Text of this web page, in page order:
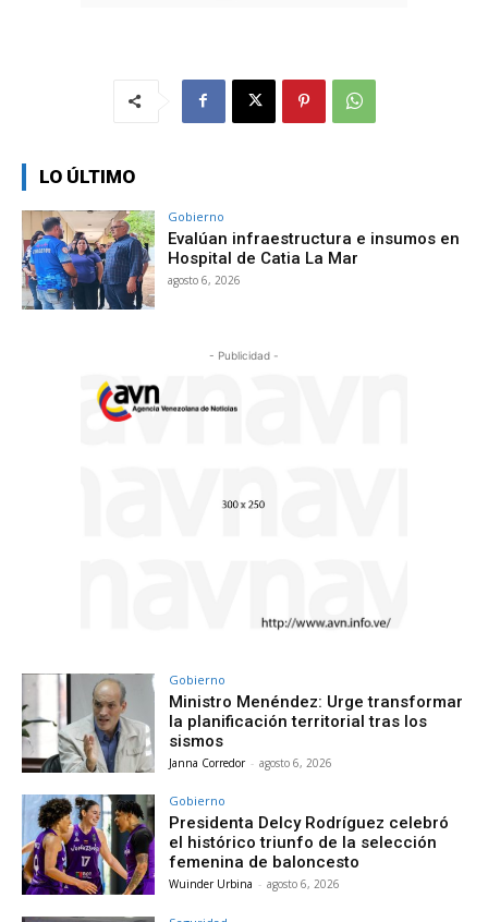
LO ÚLTIMO
Gobierno
Evalúan infraestructura e insumos en
Hospital de Catia La Mar
agosto 6, 2026
- Publicidad -
Gobierno
Ministro Menéndez: Urge transformar
la planificación territorial tras los
sismos
Janna Corredor - agosto 6, 2026
Gobierno
Presidenta Delcy Rodríguez celebró
el histórico triunfo de la selección
femenina de baloncesto
Wuinder Urbina - agosto 6, 2026